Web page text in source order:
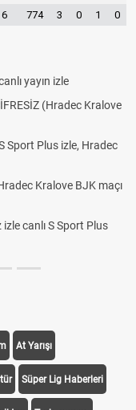
6 774 3 0 1 0
- Beşiktaş maçı
Beşiktaş maçı
Trivela Vuruşu Nasıl
Kalecilikte Plonjon
At Yarışı
Süper Lig Haberleri